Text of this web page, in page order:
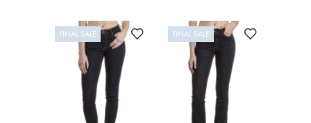
FINAL SALE Dodaj do ulubionych
FINAL SALE Dodaj do